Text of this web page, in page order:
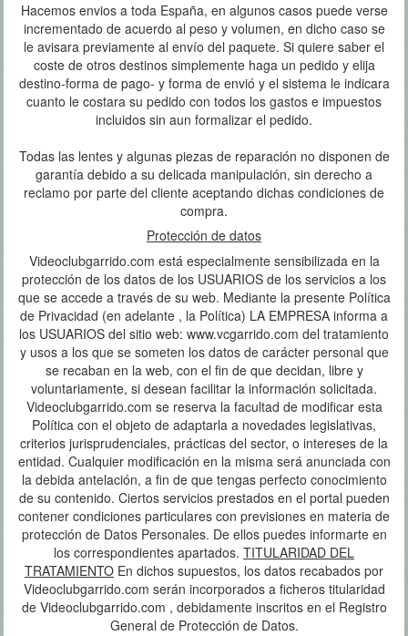
Hacemos envios a toda España, en algunos casos puede verse
incrementado de acuerdo al peso y volumen, en dicho caso se
le avisara previamente al envío del paquete. Si quiere saber el
coste de otros destinos simplemente haga un pedido y elija
destino-forma de pago- y forma de envió y el sistema le indicara
cuanto le costara su pedido con todos los gastos e impuestos
incluidos sin aun formalizar el pedido.
Todas las lentes y algunas piezas de reparación no disponen de
garantía debido a su delicada manipulación, sin derecho a
reclamo por parte del cliente aceptando dichas condiciones de
compra.
Protección de datos
Videoclubgarrido.com está especialmente sensibilizada en la
protección de los datos de los USUARIOS de los servicios a los
que se accede a través de su web. Mediante la presente Política
de Privacidad (en adelante , la Política) LA EMPRESA informa a
los USUARIOS del sitio web: www.vcgarrido.com del tratamiento
y usos a los que se someten los datos de carácter personal que
se recaban en la web, con el fin de que decidan, libre y
voluntariamente, si desean facilitar la información solicitada.
Videoclubgarrido.com se reserva la facultad de modificar esta
Política con el objeto de adaptarla a novedades legislativas,
criterios jurisprudenciales, prácticas del sector, o intereses de la
entidad. Cualquier modificación en la misma será anunciada con
la debida antelación, a fin de que tengas perfecto conocimiento
de su contenido. Ciertos servicios prestados en el portal pueden
contener condiciones particulares con previsiones en materia de
protección de Datos Personales. De ellos puedes informarte en
los correspondientes apartados. TITULARIDAD DEL
TRATAMIENTO En dichos supuestos, los datos recabados por
Videoclubgarrido.com serán incorporados a ficheros titularidad
de Videoclubgarrido.com , debidamente inscritos en el Registro
General de Protección de Datos.